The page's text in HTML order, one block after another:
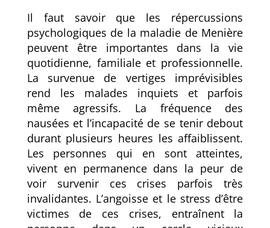
Il faut savoir que les répercussions
psychologiques de la maladie de Menière
peuvent être importantes dans la vie
quotidienne, familiale et professionnelle.
La survenue de vertiges imprévisibles
rend les malades inquiets et parfois
même agressifs. La fréquence des
nausées et l’incapacité de se tenir debout
durant plusieurs heures les affaiblissent.
Les personnes qui en sont atteintes,
vivent en permanence dans la peur de
voir survenir ces crises parfois très
invalidantes. L’angoisse et le stress d’être
victimes de ces crises, entraînent la